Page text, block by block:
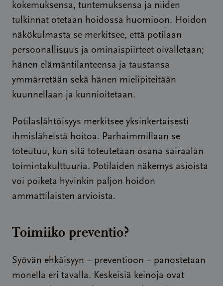
kokemuksensa, tuntemuksensa ja niiden
tulkinnat otetaan hoidossa huomioon. Hoidon
näkökulmasta se merkitsee, että potilaan
persoonallisuus ja ominaispiirteet oivalletaan;
hänen elämäntilanteensa ja taustansa
ymmärretään sekä hänen mielipiteitään
kuunnellaan ja kunnioitetaan.
Potilaslähtöisyys merkitsee yksinkertaisesti
ihmisläheistä hoitoa. Parhaimmillaan se
toteutuu, kun sitä toteutetaan osana sairaalan
toimintakulttuuria. Potilaiden näkemys asioista
voi poiketa hyvinkin paljon hoidon
ammattilaisten arvioista.
Toimiiko preventio?
Syövän ehkäisyyn – preventioon – panostetaan
monella eri tavalla. Keskeisiä keinoja ovat